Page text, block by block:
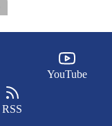
YouTube
RSS